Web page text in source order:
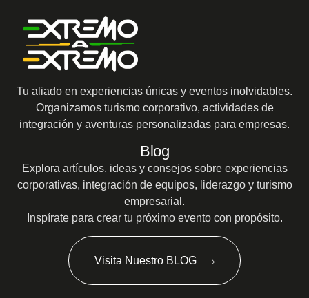
Tu aliado en experiencias únicas y eventos inolvidables.
Organizamos turismo corporativo, actividades de
integración y aventuras personalizadas para empresas.
Blog
Explora artículos, ideas y consejos sobre experiencias
corporativas, integración de equipos, liderazgo y turismo
empresarial.
Inspírate para crear tu próximo evento con propósito.
Visita Nuestro BLOG